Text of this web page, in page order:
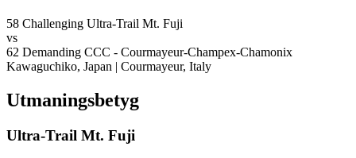
58 Challenging Ultra-Trail Mt. Fuji
vs
62 Demanding CCC - Courmayeur-Champex-Chamonix
Kawaguchiko, Japan | Courmayeur, Italy
Utmaningsbetyg
Ultra-Trail Mt. Fuji